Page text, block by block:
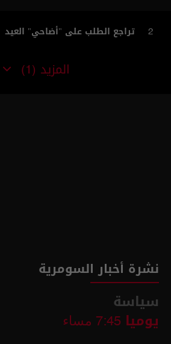
2 تراجع الطلب على "أضاحي" العيد
المزيد (1)
نشرة أخبار السومرية
سياسة
يوميا 7:45 مساء